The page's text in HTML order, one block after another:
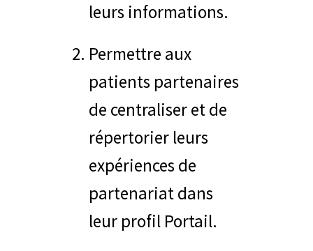
leurs informations.
Permettre aux
patients partenaires
de centraliser et de
répertorier leurs
expériences de
partenariat dans
leur profil Portail.